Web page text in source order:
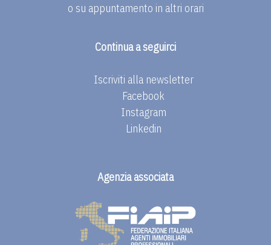
o su appuntamento in altri orari
Continua a seguirci
Iscriviti alla newsletter
Facebook
Instagram
Linkedin
Agenzia associata